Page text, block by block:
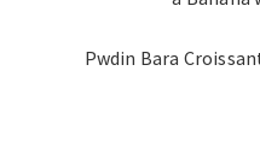
Pwdin Bara